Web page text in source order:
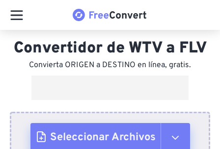
Convertidor de WTV a FLV
Convierta ORIGEN a DESTINO en línea, gratis.
Seleccionar Archivos